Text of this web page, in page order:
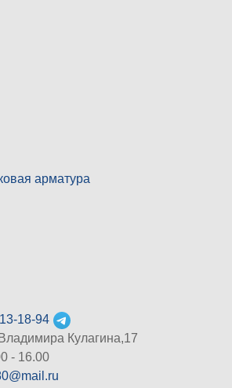
арматура
18-94
Кулагина,17
- 16.00